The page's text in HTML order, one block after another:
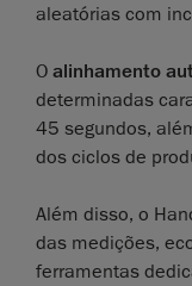
aleatórias com
O alinhamento
determinadas
45 segundos,
dos ciclos de
Além disso, o
das medições,
ferramentas